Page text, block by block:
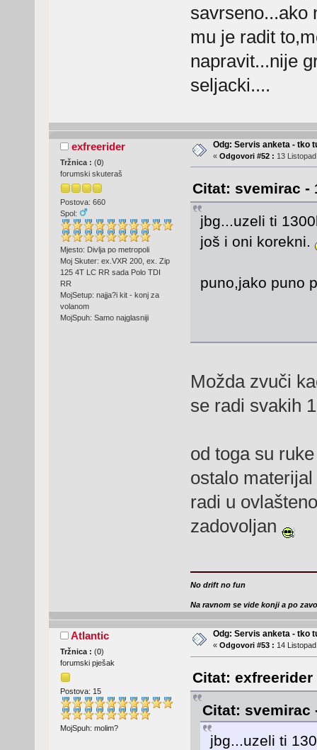
savrseno...ako
mu je radit
napravit...nije
seljacki....
exfreerider
Tržnica : (0)
forumski skuteraš
Postova: 660
Spol:
Mjesto: Divlja po metropoli
Moj Skuter: ex.VXR 200, ex. Zip
125 4T LC RR sada Polo TDI
RR
MojSetup: najja?i kit - konj za
volanom
MojSpuh: Samo najglasniji
Odg: Servis anketa - tko
« Odgovori #52 : 13
Citat: svemirac -
jbg...uzeli ti
još i oni korekni.
puno,jako puno
Možda zvuči
se radi svakih
od toga su
ostalo
radi u
zadovoljan
No drift no fun
Na ravnom se vide konji a po
Atlantic
Tržnica : (0)
forumski pješak
Postova: 15
MojSpuh: molim?
Odg: Servis anketa - tko
« Odgovori #53 : 14
Citat: exfreerider
Citat: svemirac
jbg...uzeli ti